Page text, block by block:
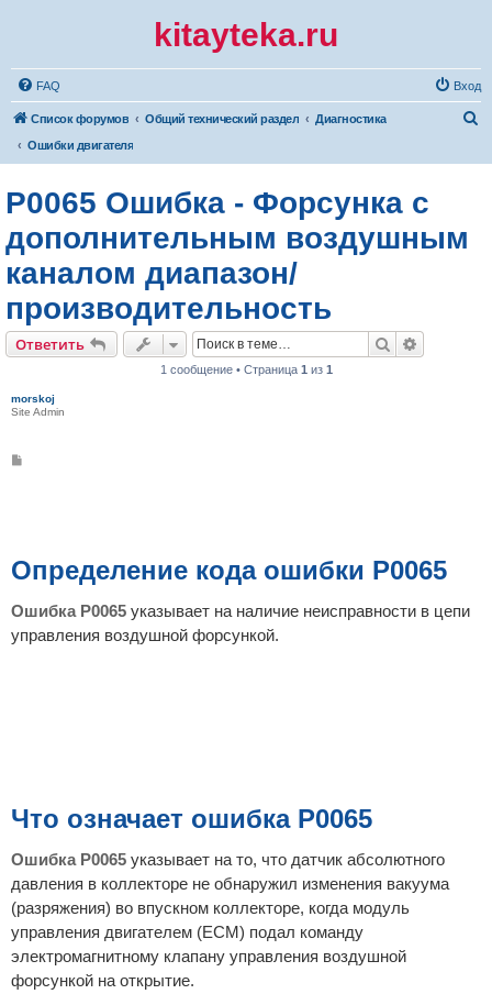
kitayteka.ru
FAQ Вход
Список форумов Общий технический раздел
Диагностика
Ошибки двигателя
P0065 Ошибка - Форсунка с
дополнительным воздушным
каналом диапазон/
производительность
Ответить Поиск
1 сообщение • Страница 1 из 1
morskoj
Site Admin
е
Определение кода ошибки P0065
Ошибка P0065 указывает на наличие неисправности в цепи
управления воздушной форсункой.
Что означает ошибка P0065
Ошибка P0065 указывает на то, что датчик абсолютного
давления в коллекторе не обнаружил изменения вакуума
(разряжения) во впускном коллекторе, когда модуль
управления двигателем (ECM) подал команду
электромагнитному клапану управления воздушной
форсункой на открытие.